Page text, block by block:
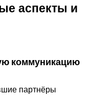
аспекты и
коммуникацию
партнёры